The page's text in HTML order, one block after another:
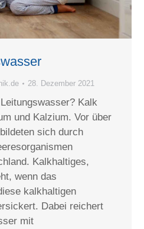
28. Dezember 2021
Kalk
und Kalzium. Vor über
sich durch
Kalkhaltiges,
wenn das
kalkhaltigen
Dabei reichert
mit